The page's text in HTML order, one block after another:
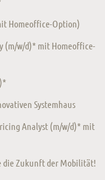
Homeoffice-Option)
(m/w/d)* mit Homeoffice-
Systemhaus
Analyst (m/w/d)* mit
die Zukunft der Mobilität!